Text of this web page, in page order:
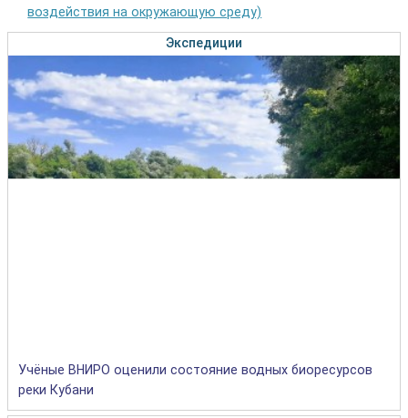
воздействия на окружающую среду)
Экспедиции
Учёные ВНИРО оценили состояние водных биоресурсов
реки Кубани